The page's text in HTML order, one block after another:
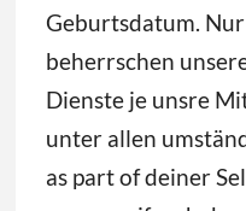
Geburtsdatum.
beherrschen
Dienste je unsre
unter allen
as part of deiner